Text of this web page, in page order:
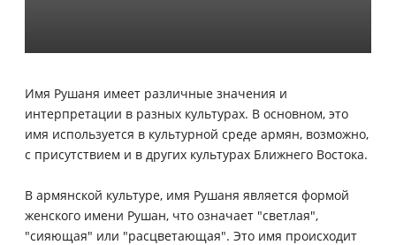
Имя Рушаня имеет различные значения и
интерпретации в разных культурах. В основном, это
имя используется в культурной среде армян, возможно,
с присутствием и в других культурах Ближнего Востока.
В армянской культуре, имя Рушаня является формой
женского имени Рушан, что означает "светлая",
"сияющая" или "расцветающая". Это имя происходит